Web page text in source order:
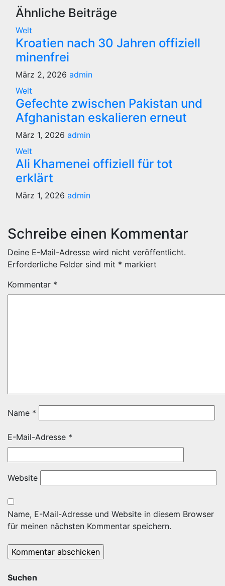
Ähnliche Beiträge
Welt
Kroatien nach 30 Jahren offiziell
minenfrei
März 2, 2026 admin
Welt
Gefechte zwischen Pakistan und
Afghanistan eskalieren erneut
März 1, 2026 admin
Welt
Ali Khamenei offiziell für tot
erklärt
März 1, 2026 admin
Schreibe einen Kommentar
Deine E-Mail-Adresse wird nicht veröffentlicht.
Erforderliche Felder sind mit * markiert
Kommentar *
Name *
E-Mail-Adresse *
Website
Name, E-Mail-Adresse und Website in diesem Browser
für meinen nächsten Kommentar speichern.
Suchen